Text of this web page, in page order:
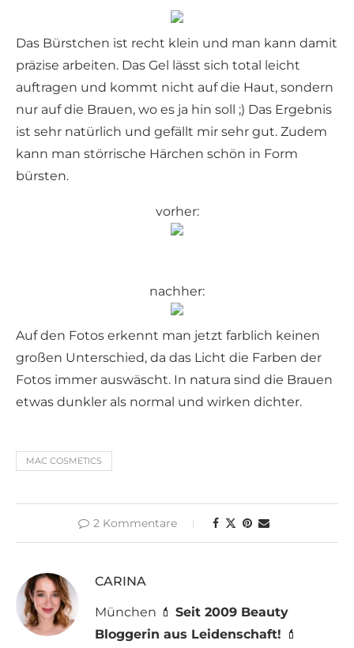
Das Bürstchen ist recht klein und man kann damit
präzise arbeiten. Das Gel lässt sich total leicht
auftragen und kommt nicht auf die Haut, sondern
nur auf die Brauen, wo es ja hin soll ;) Das Ergebnis
ist sehr natürlich und gefällt mir sehr gut. Zudem
kann man störrische Härchen schön in Form
bürsten.
vorher:
nachher:
Auf den Fotos erkennt man jetzt farblich keinen
großen Unterschied, da das Licht die Farben der
Fotos immer auswäscht. In natura sind die Brauen
etwas dunkler als normal und wirken dichter.
MAC COSMETICS
2 Kommentare
CARINA
München 💄 Seit 2009 Beauty
Bloggerin aus Leidenschaft! 💄